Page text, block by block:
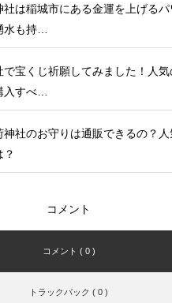
社は稲城市にある金運を上げるパ
水も持…
で宝くじ祈願してみました！人気
入すべ…
神社のお守りは通販できるの？人
？
コメント
コメント ( 0 )
トラックバック ( 0 )